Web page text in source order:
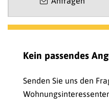
Kein passendes
Senden Sie uns den